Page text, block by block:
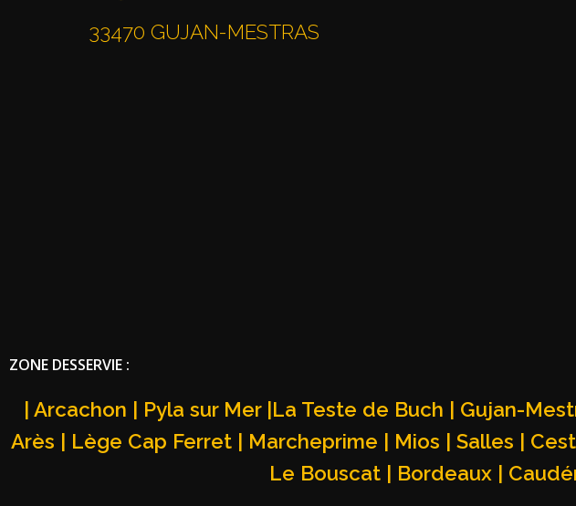
33470 GUJAN-MESTRAS
ZONE DESSERVIE :
| Arcachon | Pyla sur Mer |La Teste de Buch | Gujan-
Arès | Lège Cap Ferret | Marcheprime | Mios | Salles |
Le Bouscat | Bordeaux |